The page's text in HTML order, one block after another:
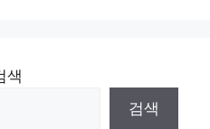
색
검색